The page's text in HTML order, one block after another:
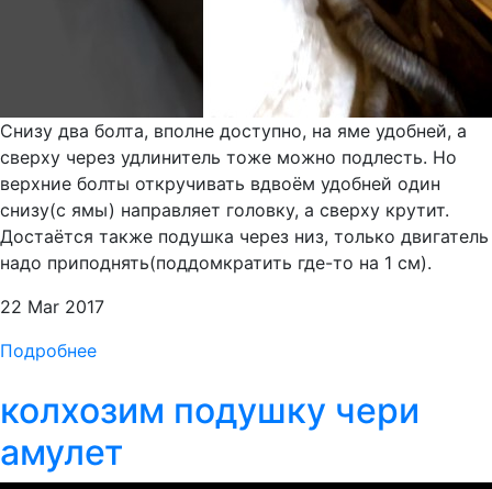
Снизу два болта, вполне доступно, на яме удобней, а
сверху через удлинитель тоже можно подлесть. Но
верхние болты откручивать вдвоём удобней один
снизу(с ямы) направляет головку, а сверху крутит.
Достаётся также подушка через низ, только двигатель
надо приподнять(поддомкратить где-то на 1 см).
22 Mar 2017
Подробнее
колхозим подушку чери
амулет